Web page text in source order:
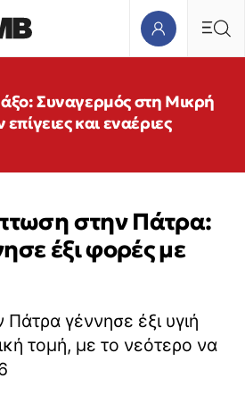
Συναγερμός στη Μικρή
και εναέριες
στην Πάτρα:
έξι φορές με
Πάτρα γέννησε έξι υγιή
τομή, με το νεότερο να